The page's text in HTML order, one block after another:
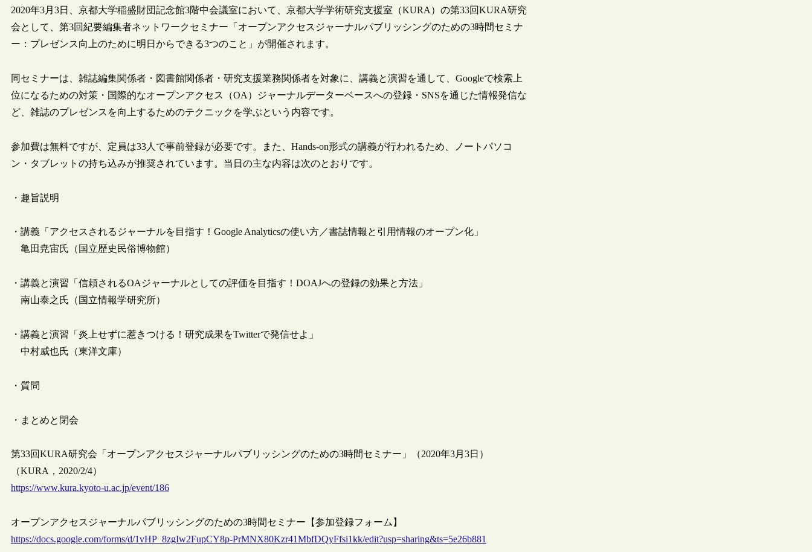
2020年3月3日、京都大学稲盛財団記念館3階中会議室において、京都大学学術研究支援室（KURA）の第33回KURA研究
会として、第3回紀要編集者ネットワークセミナー「オープンアクセスジャーナルパブリッシングのための3時間セミナ
ー：プレゼンス向上のために明日からできる3つのこと」が開催されます。
同セミナーは、雑誌編集関係者・図書館関係者・研究支援業務関係者を対象に、講義と演習を通して、Googleで検索上
位になるための対策・国際的なオープンアクセス（OA）ジャーナルデーターベースへの登録・SNSを通じた情報発信な
ど、雑誌のプレゼンスを向上するためのテクニックを学ぶという内容です。
参加費は無料ですが、定員は33人で事前登録が必要です。また、Hands-on形式の講義が行われるため、ノートパソコ
ン・タブレットの持ち込みが推奨されています。当日の主な内容は次のとおりです。
・趣旨説明
・講義「アクセスされるジャーナルを目指す！Google Analyticsの使い方／書誌情報と引用情報のオープン化」
亀田尭宙氏（国立歴史民俗博物館）
・講義と演習「信頼されるOAジャーナルとしての評価を目指す！DOAJへの登録の効果と方法」
南山泰之氏（国立情報学研究所）
・講義と演習「炎上せずに惹きつける！研究成果をTwitterで発信せよ」
中村威也氏（東洋文庫）
・質問
・まとめと閉会
第33回KURA研究会「オープンアクセスジャーナルパブリッシングのための3時間セミナー」（2020年3月3日）
（KURA，2020/2/4）
https://www.kura.kyoto-u.ac.jp/event/186
オープンアクセスジャーナルパブリッシングのための3時間セミナー【参加登録フォーム】
https://docs.google.com/forms/d/1vHP_8zgIw2FupCY8p-PrMNX80Kzr41MbfDQyFfsi1kk/edit?usp=sharing&ts=5e26b881